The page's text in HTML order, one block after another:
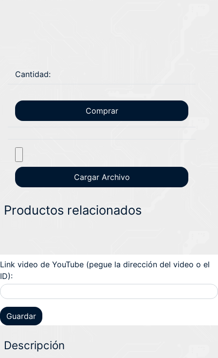
Cantidad:
Comprar
Productos relacionados
Link video de YouTube (pegue la dirección del video o el
ID):
Descripción